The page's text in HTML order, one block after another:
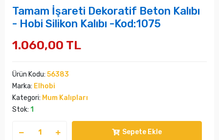
Tamam İşareti Dekoratif Beton Kalıbı
- Hobi Silikon Kalıbı -Kod:1075
1.060,00 TL
Ürün Kodu: 56383
Marka: Elhobi
Kategori: Mum Kalıpları
Stok: 1
Sepete Ekle